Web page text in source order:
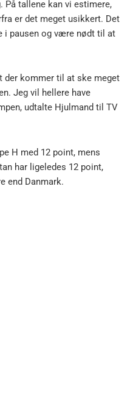
På tallene kan vi estimere,
er det meget usikkert. Det
i pausen og være nødt til at
der kommer til at ske meget
Jeg vil hellere have
udtalte Hjulmand til TV
H med 12 point, mens
har ligeledes 12 point,
end Danmark.